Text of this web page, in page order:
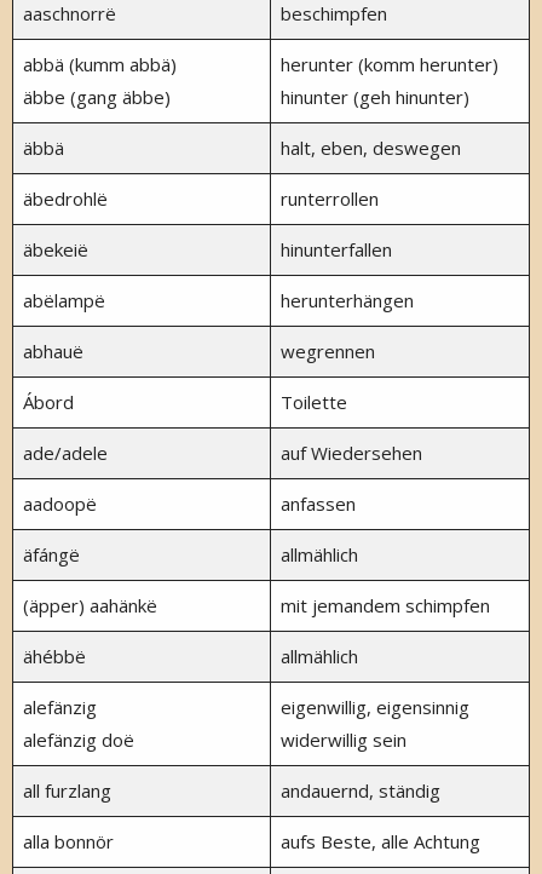
aaschnorrë beschimpfen
abbä (kumm abbä)
äbbe (gang äbbe)
herunter (komm herunter)
hinunter (geh hinunter)
äbbä halt, eben, deswegen
äbedrohlë runterrollen
äbekeië hinunterfallen
abëlampë herunterhängen
abhauë wegrennen
Ábord Toilette
ade/adele auf Wiedersehen
aadoopë anfassen
äfángë allmählich
(äpper) aahänkë mit jemandem schimpfen
ähébbë allmählich
alefänzig
alefänzig doë
eigenwillig, eigensinnig
widerwillig sein
all furzlang andauernd, ständig
alla bonnör aufs Beste, alle Achtung